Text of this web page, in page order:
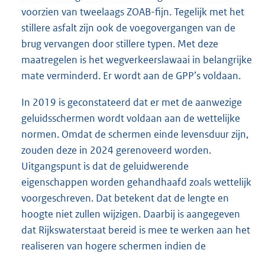
voorzien van tweelaags ZOAB-fijn. Tegelijk met het
stillere asfalt zijn ook de voegovergangen van de
brug vervangen door stillere typen. Met deze
maatregelen is het wegverkeerslawaai in belangrijke
mate verminderd. Er wordt aan de GPP’s voldaan.
In 2019 is geconstateerd dat er met de aanwezige
geluidsschermen wordt voldaan aan de wettelijke
normen. Omdat de schermen einde levensduur zijn,
zouden deze in 2024 gerenoveerd worden.
Uitgangspunt is dat de geluidwerende
eigenschappen worden gehandhaafd zoals wettelijk
voorgeschreven. Dat betekent dat de lengte en
hoogte niet zullen wijzigen. Daarbij is aangegeven
dat Rijkswaterstaat bereid is mee te werken aan het
realiseren van hogere schermen indien de